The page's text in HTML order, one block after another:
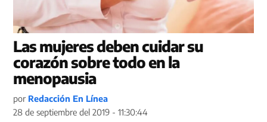
Las mujeres deben cuidar su
corazón sobre todo en la
menopausia
por Redacción En Línea
28 de septiembre del 2019 - 11:30:44